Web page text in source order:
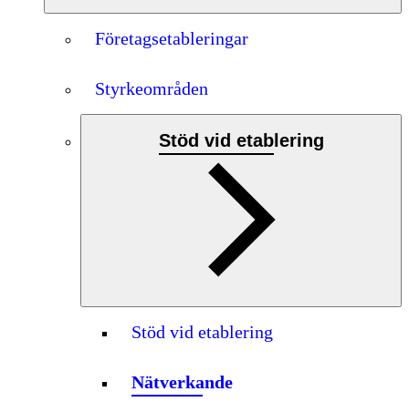
Företagsetableringar
Styrkeområden
Stöd vid etablering
Stöd vid etablering
Nätverkande